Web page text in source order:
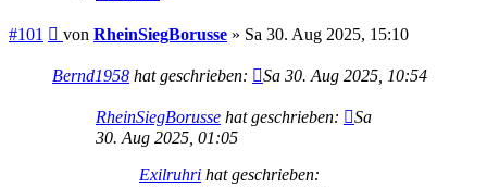
#101 Beitrag
von RheinSiegBorusse » Sa 30. Aug 2025, 15:10
Bernd1958 hat geschrieben: Sa 30. Aug 2025, 10:54
RheinSiegBorusse hat geschrieben:
Sa
30. Aug 2025, 01:05
Exilruhri hat geschrieben: